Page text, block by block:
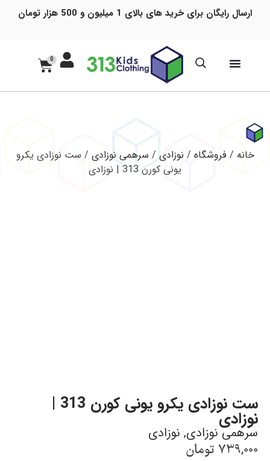
ارسال رایگان برای خرید های بالای 1 میلیون و 500 هزار تومان
0
خانه /فروشگاه / نوزادی / سرهمی نوزادی / ست نوزادی یکرو
یونی کورن 313 | نوزادی
ست نوزادی یکرو یونی کورن 313 |
نوزادی
سرهمی نوزادی, نوزادی
739,000 تومان